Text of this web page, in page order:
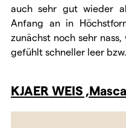
auch sehr gut wieder
Anfang an in
zunächst noch sehr
gefühlt schneller leer
KJAER WEIS